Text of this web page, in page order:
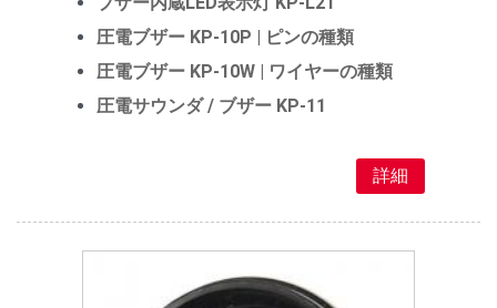
圧電ブザー KP-10P | ピンの種類
圧電ブザー KP-10W | ワイヤーの種類
圧電サウンダ / ブザー KP-11
詳細